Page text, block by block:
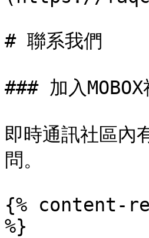
# 聯系我們
### 加入MOBOX
即時通訊社區內
問。​
{% content-
%}